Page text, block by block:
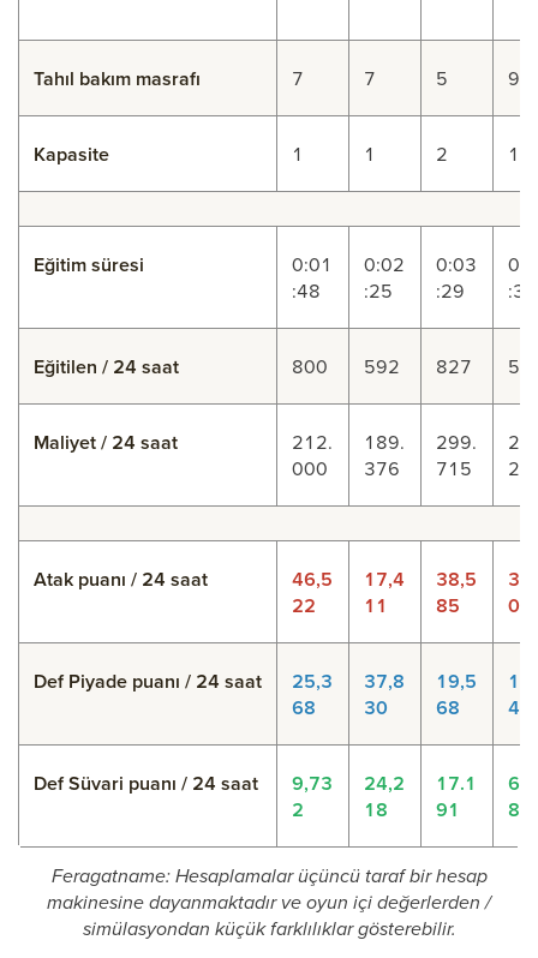
Tahıl bakım masrafı 7 7 5 9
Kapasite 1 1 2 1
Eğitim süresi
0:01
:48
0:02
:25
0:03
:29
:32
Eğitilen / 24 saat 800 592 827
Maliyet / 24 saat
212.
000
189.
376
299.
715
Atak puanı / 24 saat
46,5
22
17,4
11
38,5
85
0
Def Piyade puanı / 24 saat
25,3
68
37,8
30
19,5
68
46
Def Süvari puanı / 24 saat
9,73
2
24,2
18
17.1
91
8
Feragatname: Hesaplamalar üçüncü taraf bir hesap
makinesine dayanmaktadır ve oyun içi değerlerden /
simülasyondan küçük farklılıklar gösterebilir.